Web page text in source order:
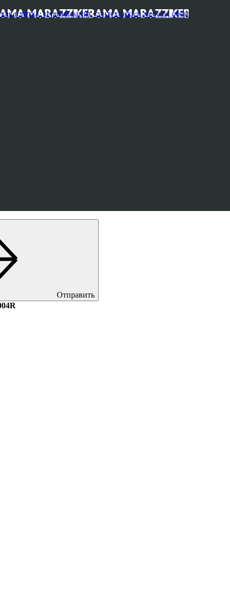
керамогранит, сантехника и мебель, обои
Отправить